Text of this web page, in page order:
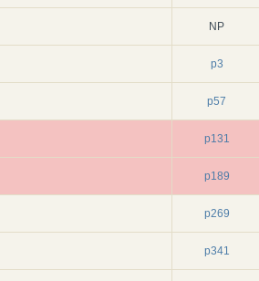
NP
p3
p57
p131
p189
p269
p341